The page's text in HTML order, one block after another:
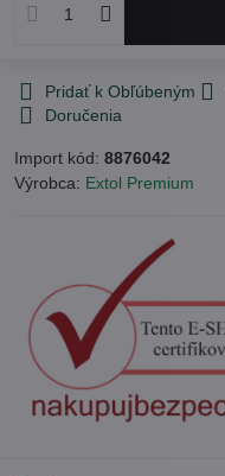
Pridať k Obľúbeným
Doručenia
Import kód: 8876042
Výrobca: Extol Premium